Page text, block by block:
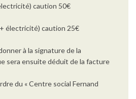
caution 50€
électricité) caution 25€
à la signature de la
sera ensuite déduit de la facture
du « Centre social Fernand